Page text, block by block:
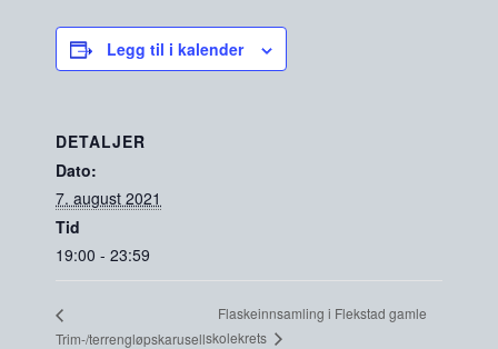
Legg til i kalender
DETALJER
Dato:
7. august 2021
Tid
19:00 - 23:59
Trim-/terrengløpskarusell
Flaskeinnsamling i Flekstad gamle
skolekrets